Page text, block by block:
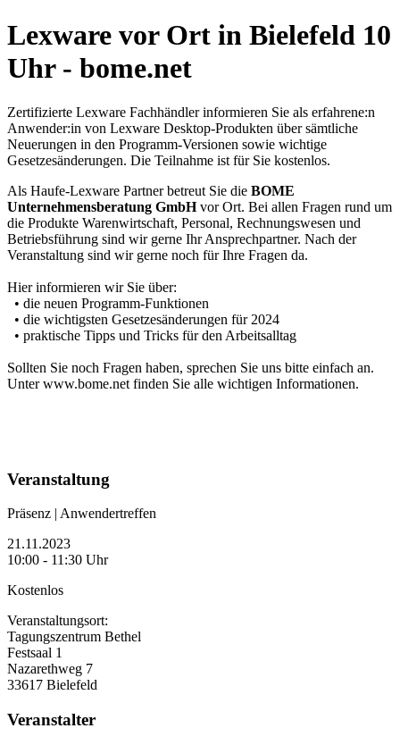
Lexware vor Ort in Bielefeld 10
Uhr - bome.net
Zertifizierte Lexware Fachhändler informieren Sie als erfahrene:n
Anwender:in von Lexware Desktop-Produkten über sämtliche
Neuerungen in den Programm-Versionen sowie wichtige
Gesetzesänderungen. Die Teilnahme ist für Sie kostenlos.
Als Haufe-Lexware Partner betreut Sie die BOME
Unternehmensberatung GmbHvor Ort. Bei allen Fragen rund um
die Produkte Warenwirtschaft, Personal, Rechnungswesen und
Betriebsführung sind wir gerne Ihr Ansprechpartner. Nach der
Veranstaltung sind wir gerne noch für Ihre Fragen da.
Hier informieren wir Sie über:
• die neuen Programm-Funktionen
• die wichtigsten Gesetzesänderungen für 2024
• praktische Tipps und Tricks für den Arbeitsalltag
Sollten Sie noch Fragen haben, sprechen Sie uns bitte einfach an.
Unter www.bome.net finden Sie alle wichtigen Informationen.
Veranstaltung
Präsenz | Anwendertreffen
21.11.2023
10:00 - 11:30 Uhr
Kostenlos
Veranstaltungsort:
Tagungszentrum Bethel
Festsaal 1
Nazarethweg 7
33617 Bielefeld
Veranstalter